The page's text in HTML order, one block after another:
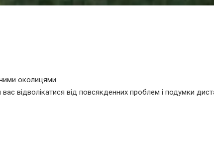
околицями.
відволікатися від повсякденних проблем і подумки